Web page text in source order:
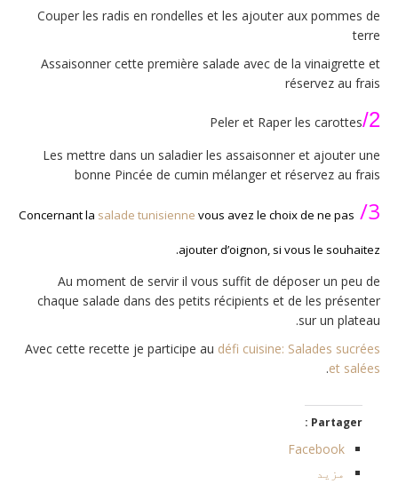
Couper les radis en rondelles et les ajouter aux pommes de
terre
Assaisonner cette première salade avec de la vinaigrette et
réservez au frais
2/
Peler et Raper les carottes
Les mettre dans un saladier les assaisonner et ajouter une
bonne Pincée de cumin mélanger et réservez au frais
3/
Concernant la salade tunisienne vous avez le choix de ne pas
ajouter d’oignon, si vous le souhaitez.
Au moment de servir il vous suffit de déposer un peu de
chaque salade dans des petits récipients et de les présenter
sur un plateau.
Avec cette recette je participe au défi cuisine: Salades sucrées
et salées
.
Partager :
Facebook
مزید